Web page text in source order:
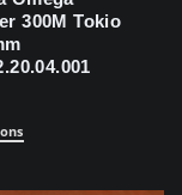
300M Tokio